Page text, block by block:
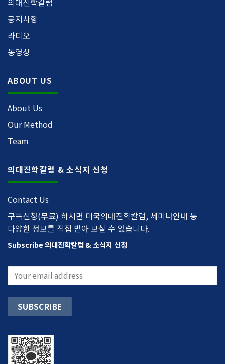
공지사항
라디오
동영상
ABOUT US
About Us
Our Method
Team
의대진학칼럼 & 소식지 신청
Contact Us
구독신청(무료) 하시면 미국의대진학칼럼, 세미나안내 등
다양한 정보를 직접 받아 보실 수 있습니다.
Subscribe 의대진학칼럼 & 소식지 신청